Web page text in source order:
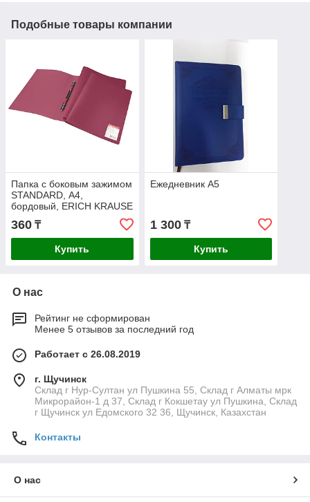
Подобные товары компании
Папка с боковым зажимом
STANDARD, А4,
бордовый, ERICH KRAUSE
360 ₸
Купить
Ежедневник А5
1 300₸
Купить
О нас
Рейтинг не сформирован
Менее 5 отзывов за последний год
Работает с 26.08.2019
г. Щучинск
Склад г Нур-Султан ул Пушкина 55, Склад г Алматы мрк
Микрорайон-1 д 37, Склад г Кокшетау ул Пушкина, Склад
г Щучинск ул Едомского 32 36, Щучинск, Казахстан
Контакты
О нас